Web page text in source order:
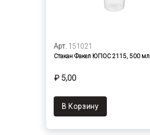
Арт. 151021
Стакан Факел ЮПОС 2115, 500 мл
₽ 5,00
В Корзину